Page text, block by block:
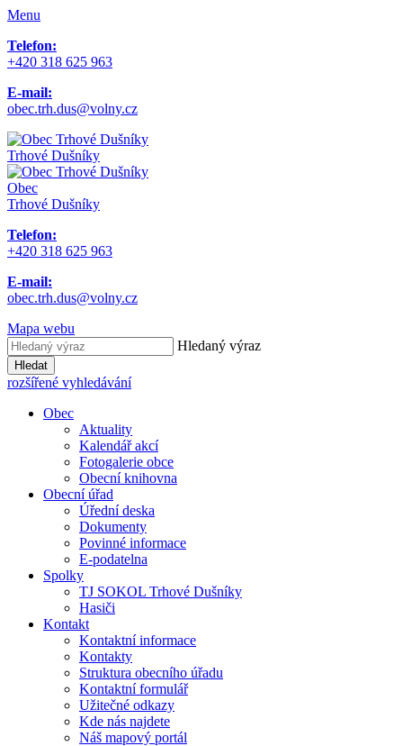
Menu
Telefon:
+420 318 625 963
E-mail:
obec.trh.dus@volny.cz
Trhové Dušníky
Obec
Trhové Dušníky
Telefon:
+420 318 625 963
E-mail:
obec.trh.dus@volny.cz
Mapa webu
Hledaný výraz
Hledat
rozšířené vyhledávání
Obec
Aktuality
Kalendář akcí
Fotogalerie obce
Obecní knihovna
Obecní úřad
Úřední deska
Dokumenty
Povinné informace
E-podatelna
Spolky
TJ SOKOL Trhové Dušníky
Hasiči
Kontakt
Kontaktní informace
Kontakty
Struktura obecního úřadu
Kontaktní formulář
Užitečné odkazy
Kde nás najdete
Náš mapový portál